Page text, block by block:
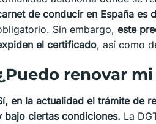
de conducir en España es
Sin embargo, este
el certificado, así como
renovar
en la actualidad el trámite de
bajo ciertas condiciones. La